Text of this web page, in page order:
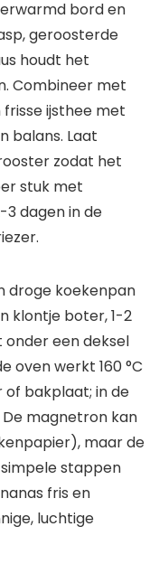
bord en
geroosterde
houdt het
Combineer met
ijsthee met
balans. Laat
zodat het
stuk met
dagen in de
droge koekenpan
klontje boter, 1-2
een deksel
oven werkt 160 °C
bakplaat; in de
magnetron kan
maar de
stappen
fris en
luchtige